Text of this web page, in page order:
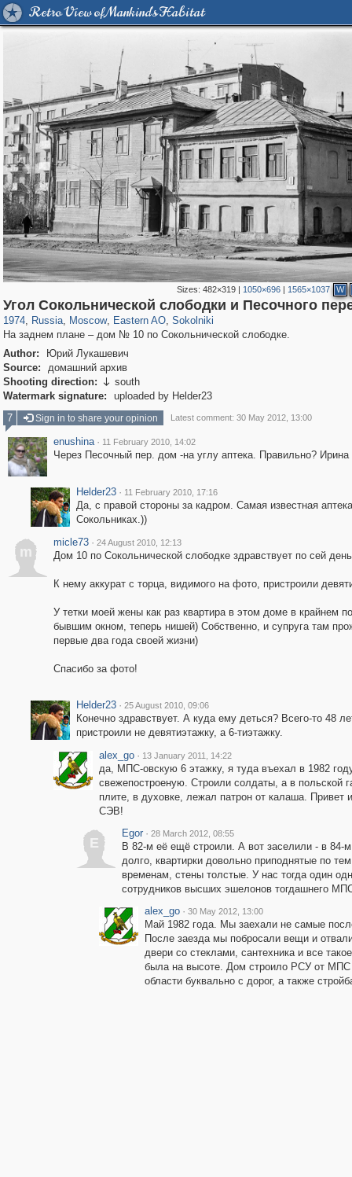
Retro View of Mankind's Habitat
Sizes: 482×319| 1050×696| 1565×1037 W
Угол Сокольнической слободки и Песочного
1974, Russia
1,407,782 29,263
, Moscow
319,968 8,295
, Eastern AO
20,953 306
, Sokolniki
5,623 49
На заднем плане – дом № 10 по Сокольнической слободке.
Author:
Юрий Лукашевич
Source:
домашний архив
Shooting direction:  south
Watermark signature:
uploaded by Helder23
7
Sign in to share your opinion Latest comment: 30 May 2012, 13:00
enushina · 11 February 2010, 14:02
Через Песочный пер. дом -на углу аптека. Правильно? Ирина
Helder23 · 11 February 2010, 17:16
Да, с правой стороны за кадром. Самая известная
Сокольниках.))
m
micle73 · 24 August 2010, 12:13
Дом 10 по Сокольнической слободке здравствует по сей
К нему аккурат с торца, видимого на фото, пристроили
У тетки моей жены как раз квартира в этом доме в крайнем
бывшим окном, теперь нишей) Собственно, и супруга там
первые два года своей жизни)
Спасибо за фото!
Helder23 · 25 August 2010, 09:06
Конечно здравствует. А куда ему деться? Всего-то 48
пристроили не девятиэтажку, а 6-тиэтажку.
alex_go · 13 January 2011, 14:22
да, МПС-овскую 6 этажку, я туда въехал в 1982
свежепостроеную. Строили солдаты, а в польской
плите, в духовке, лежал патрон от калаша. Привет
СЭВ!
E
Egor · 28 March 2012, 08:55
В 82-м её ещё строили. А вот заселили - в 84-
долго, квартирки довольно приподнятые по тем
временам, стены толстые. У нас тогда один
сотрудников высших эшелонов тогдашнего
alex_go · 30 May 2012, 13:00
Май 1982 года. Мы заехали не самые
После заезда мы побросали вещи и
двери со стеклами, сантехника и все
была на высоте. Дом строило РСУ от МПС
области буквально с дорог, а также